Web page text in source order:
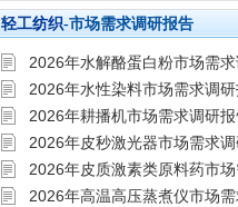
轻工纺织-市场需求调研报告
2026年水解酪蛋白粉市场需
2026年水性染料市场需求调
2026年耕播机市场需求调研
2026年皮秒激光器市场需求
2026年皮质激素类原料药市
2026年高温高压蒸煮仪市场